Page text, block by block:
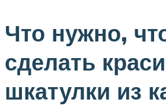
Что нужно,
сделать
шкатулки из